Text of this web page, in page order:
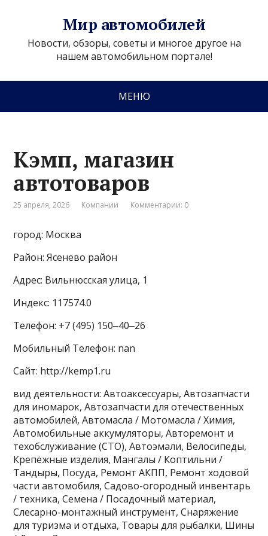
Мир автомобилей
Новости, обзоры, советы и многое другое на
нашем автомобильном портале!
МЕНЮ
Кэмп, магазин
автотоваров
25 апреля, 2026 Компании Комментарии: 0
город: Москва
Район: Ясенево район
Адрес: Вильнюсская улица, 1
Индекс: 117574.0
Телефон: +7 (495) 150‒40‒26
Мобильный Телефон: nan
Сайт: http://kemp1.ru
вид деятельности: Автоаксессуары, Автозапчасти
для иномарок, Автозапчасти для отечественных
автомобилей, Автомасла / Мотомасла / Химия,
Автомобильные аккумуляторы, Авторемонт и
техобслуживание (СТО), Автоэмали, Велосипеды,
Крепёжные изделия, Мангалы / Коптильни /
Тандыры, Посуда, Ремонт АКПП, Ремонт ходовой
части автомобиля, Садово-огородный инвентарь
/ техника, Семена / Посадочный материал,
Слесарно-монтажный инструмент, Снаряжение
для туризма и отдыха, Товары для рыбалки, Шины